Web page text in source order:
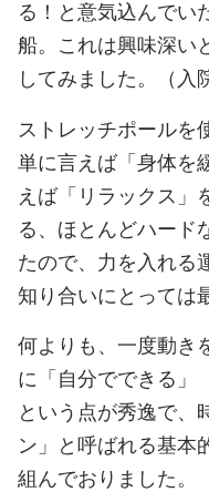
る！と意気込んでい
船。これは興味深い
してみました。（入
ストレッチポールを
単に言えば「身体を
えば「リラックス」
る、ほとんどハード
たので、力を入れる
知り合いにとっては
何よりも、一度動き
に「自分でできる」
という点が秀逸で、
ン」と呼ばれる基本
組んでおりました。